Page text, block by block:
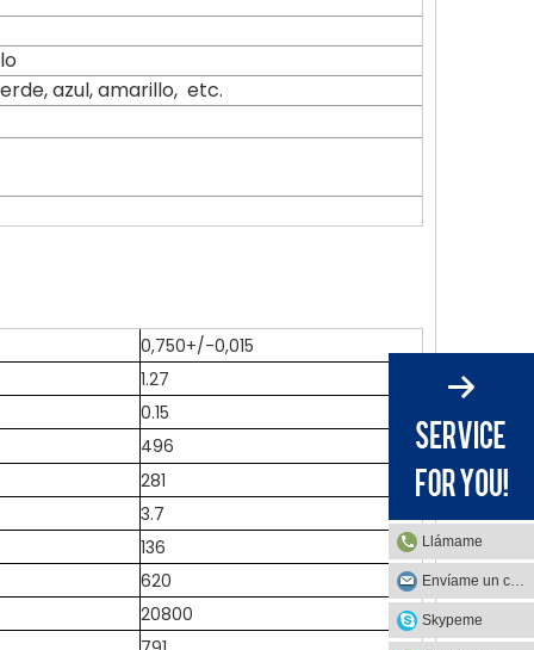
azul, amarillo, etc.
0,750+/-0,015
1.27
0.15
496
281
3.7
136
620
20800
Llámame
Skypeme